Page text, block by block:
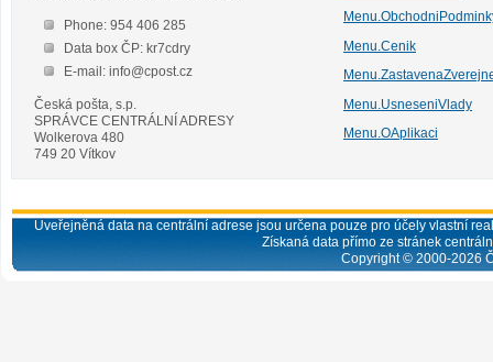
Phone: 954 406 285
Data box ČP: kr7cdry
E-mail: info@cpost.cz
Česká pošta, s.p.
SPRÁVCE CENTRÁLNÍ ADRESY
Wolkerova 480
749 20 Vítkov
Menu.Cenik
Menu.UsneseniVlady
Menu.OAplikaci
Uveřejněná data na centrální adrese jsou určena pouze pro účely vlastní
Získaná data přímo ze stránek
Copyright © 2000-2026